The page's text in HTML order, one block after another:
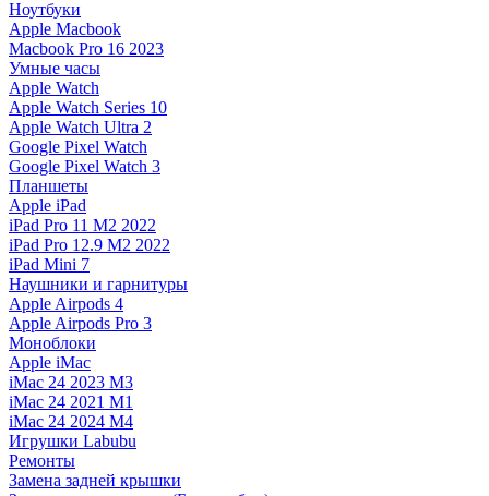
Ноутбуки
Apple Macbook
Macbook Pro 16 2023
Умные часы
Apple Watch
Apple Watch Series 10
Apple Watch Ultra 2
Google Pixel Watch
Google Pixel Watch 3
Планшеты
Apple iPad
iPad Pro 11 M2 2022
iPad Pro 12.9 M2 2022
iPad Mini 7
Наушники и гарнитуры
Apple Airpods 4
Apple Airpods Pro 3
Моноблоки
Apple iMac
iMac 24 2023 M3
iMac 24 2021 M1
iMac 24 2024 M4
Игрушки Labubu
Ремонты
Замена задней крышки